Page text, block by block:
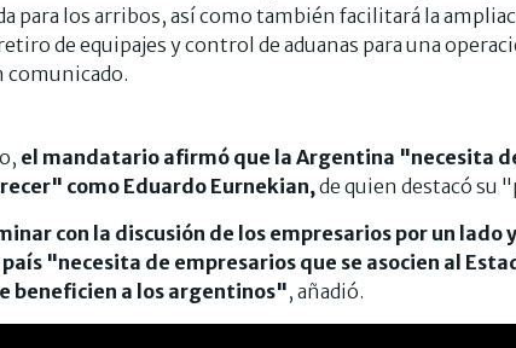
para los arribos, así como también facilitará la
de equipajes y control de aduanas para una
el mandatario afirmó que la Argentina "necesita
como Eduardo Eurnekian, de quien destacó su
con la discusión de los empresarios por un lado
"necesita de empresarios que se asocien al
beneficien a los argentinos", añadió.